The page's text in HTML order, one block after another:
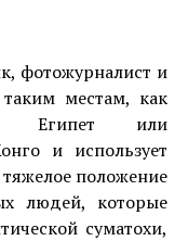
фотожурналист и
местам, как
Египет или
и использует
положение
людей, которые
суматохи,